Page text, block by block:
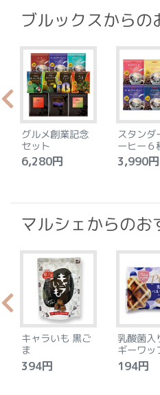
ブルックスからの
グルメ創業記念
セット
6,280円
スタンダ
ーヒー６
ト
3,990円
マルシェからのお
キャラいも 黒ご
ま
394円
乳酸菌入
ギーワッ
レーン
194円